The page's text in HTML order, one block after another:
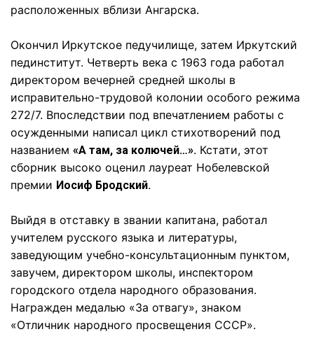
расположенных вблизи Ангарска.
Окончил Иркутское педучилище, затем Иркутский
пединститут. Четверть века с 1963 года работал
директором вечерней средней школы в
исправительно-трудовой колонии особого режима
272/7. Впоследствии под впечатлением работы с
осужденными написал цикл стихотворений под
названием «А там, за колючей…». Кстати, этот
сборник высоко оценил лауреат Нобелевской
премии Иосиф Бродский.
Выйдя в отставку в звании капитана, работал
учителем русского языка и литературы,
заведующим учебно-консультационным пунктом,
завучем, директором школы, инспектором
городского отдела народного образования.
Награжден медалью «За отвагу», знаком
«Отличник народного просвещения СССР».